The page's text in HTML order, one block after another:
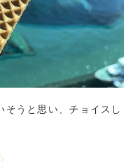
うと思い、チョイスし